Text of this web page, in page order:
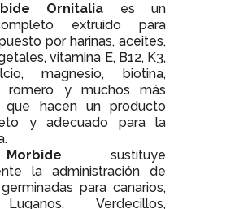
Ornitalia es un
extruido para
por harinas, aceites,
vitamina E, B12, K3,
magnesio, biotina,
romero y muchos más
que hacen un producto
y adecuado para la
sustituye
la administración de
para canarios,
Verdecillos,